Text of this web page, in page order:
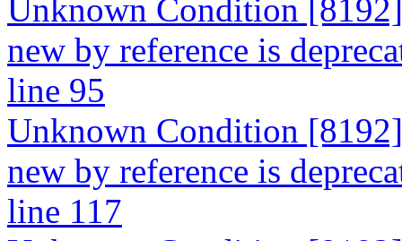
Unknown Condition
new by reference is
line 95
Unknown Condition
new by reference is
line 117